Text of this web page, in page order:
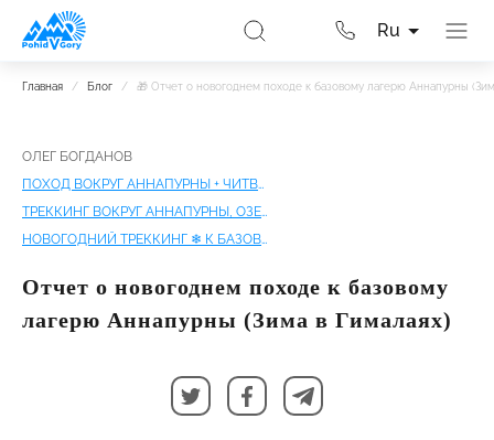
Ru
Главная / Блог / 🎁 Отчет о новогоднем походе к базовому лагерю Аннапурны
ОЛЕГ БОГДАНОВ
ПОХОД ВОКРУГ АННАПУРНЫ + ЧИТВАН
ТРЕККИНГ ВОКРУГ АННАПУРНЫ, ОЗЕРО ТИЛИЧО | ПОЛНОЕ КОЛЬЦО АННАПУРНЫ
НОВОГОДНИЙ ТРЕККИНГ ❄ К БАЗОВОМУ АННАПУРНЫ
Отчет о новогоднем походе к базовому
лагерю Аннапурны (Зима в Гималаях)